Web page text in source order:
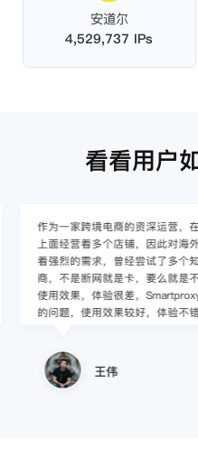
安道尔
4,529,737 IPs
看看用户
作为一家跨境电商的资深运营，在
上面经营着多个店铺，因此对海外
着强烈的需求，曾经尝试了多个知
商，不是断网就是卡，要么就是不
使用效果，体验很差，Smartproxy
的问题，使用效果较好，体验不错
王伟